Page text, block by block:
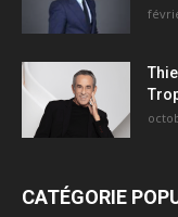
CATÉGORIE